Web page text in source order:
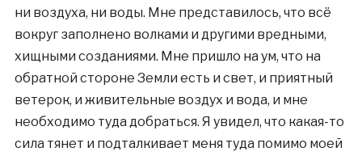
ни воздуха, ни воды. Мне представилось, что всё
вокруг заполнено волками и другими вредными,
хищными созданиями. Мне пришло на ум, что на
обратной стороне Земли есть и свет, и приятный
ветерок, и живительные воздух и вода, и мне
необходимо туда добраться. Я увидел, что какая-то
сила тянет и подталкивает меня туда помимо моей